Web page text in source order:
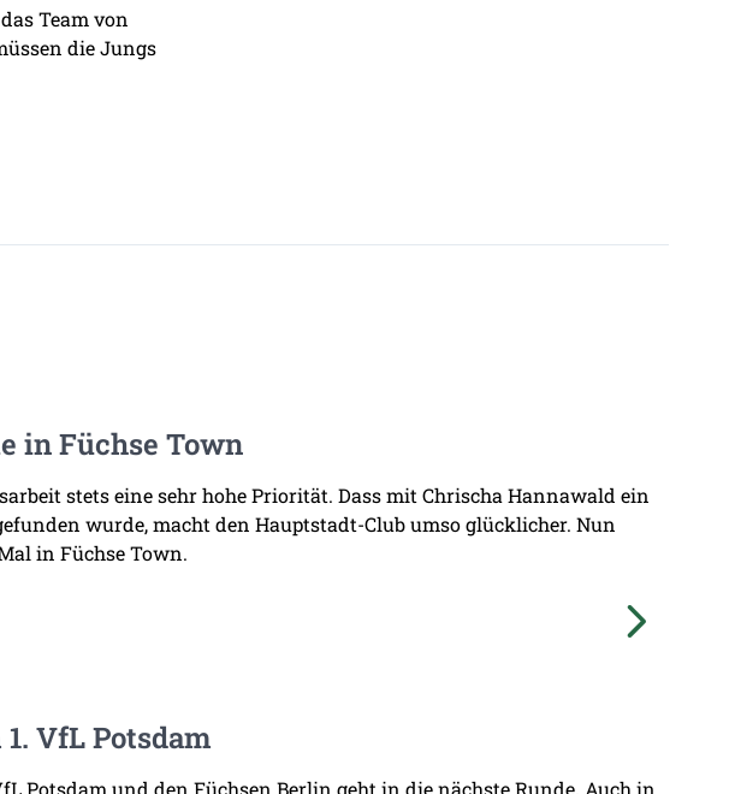
Team von
die Jungs
in Füchse Town
stets eine sehr hohe Priorität. Dass mit Chrischa Hannawald ein
wurde, macht den Hauptstadt-Club umso glücklicher. Nun
in Füchse Town.
VfL Potsdam